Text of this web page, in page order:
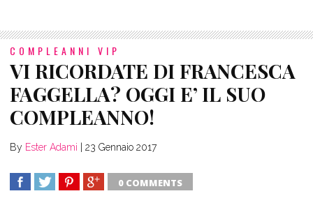
COMPLEANNI VIP
VI RICORDATE DI FRANCESCA
FAGGELLA? OGGI E’ IL SUO
COMPLEANNO!
By Ester Adami 23 Gennaio 2017
0 COMMENTS